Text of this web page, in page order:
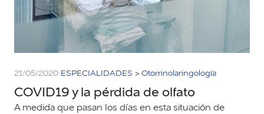
21/05/2020 ESPECIALIDADES > Otorrinolaringología
COVID19 y la pérdida de olfato
A medida que pasan los días en esta situación de